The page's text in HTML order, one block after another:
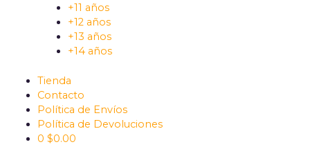
+11 años
+12 años
+13 años
+14 años
Tienda
Contacto
Política de Envíos
Política de Devoluciones
0 $0.00